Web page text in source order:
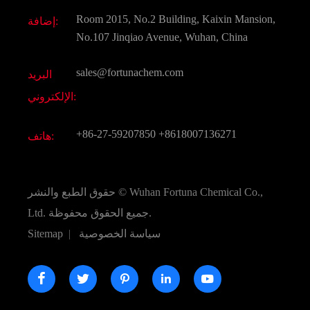
النكهات و عطور
الكيميائية CAS
جميع المواد الكيميائية غرامة
إضافة:
Room 2015, No.2 Building, Kaixin Mansion,
No.107 Jinqiao Avenue, Wuhan, China
البريد
الإلكتروني:
sales@fortunachem.com
هاتف: +86-27-59207850 +8618007136271
حقوق الطبع والنشر © Wuhan Fortuna Chemical Co.,
Ltd.
جميع الحقوق محفوظة.
Sitemap | سياسة الخصوصية
    